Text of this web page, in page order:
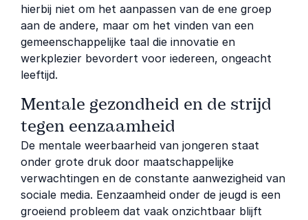
hierbij niet om het aanpassen van de ene groep
aan de andere, maar om het vinden van een
gemeenschappelijke taal die innovatie en
werkplezier bevordert voor iedereen, ongeacht
leeftijd.
Mentale gezondheid en de strijd
tegen eenzaamheid
De mentale weerbaarheid van jongeren staat
onder grote druk door maatschappelijke
verwachtingen en de constante aanwezigheid van
sociale media. Eenzaamheid onder de jeugd is een
groeiend probleem dat vaak onzichtbaar blijft